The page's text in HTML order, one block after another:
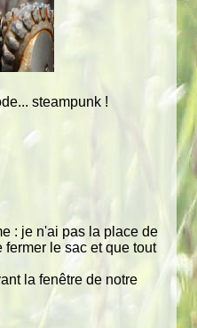
steampunk !
: je n'ai pas la place de
le sac et que tout
la fenêtre de notre